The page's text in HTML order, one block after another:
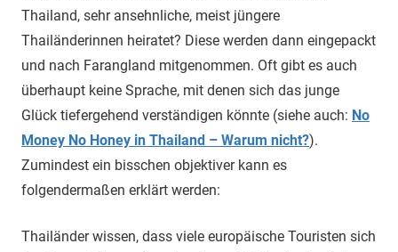
Thailand, sehr ansehnliche, meist jüngere
Thailänderinnen heiratet? Diese werden dann eingepackt
und nach Farangland mitgenommen. Oft gibt es auch
überhaupt keine Sprache, mit denen sich das junge
Glück tiefergehend verständigen könnte (siehe auch: No
Money No Honey in Thailand – Warum nicht?).
Zumindest ein bisschen objektiver kann es
folgendermaßen erklärt werden:
Thailänder wissen, dass viele europäische Touristen sich